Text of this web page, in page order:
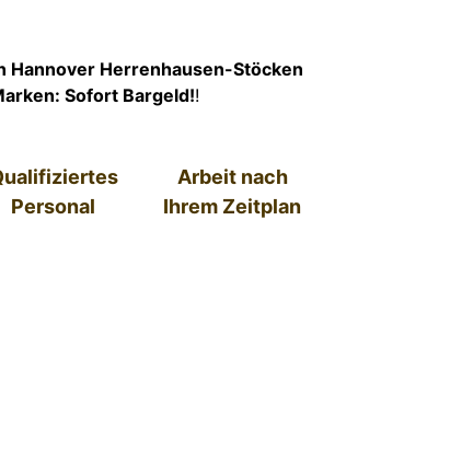
Hannover Herrenhausen-Stöcken
Sofort Bargeld!!
Personal
Arbeit nach
Ihrem Zeitplan